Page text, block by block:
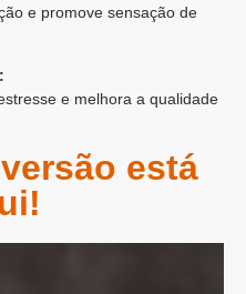
e promove sensação de
e melhora a qualidade
está